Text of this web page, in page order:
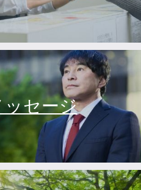
ッセージ